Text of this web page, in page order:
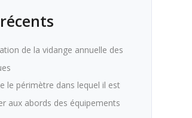
de la vidange annuelle des
le périmètre dans lequel il est
aux abords des équipements